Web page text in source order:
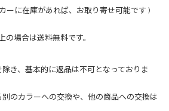
ーに在庫があれば、お取り寄せ可能です )
場合は送料無料です。
き、基本的に返品は不可となっておりま
のカラーへの交換や、他の商品への交換は